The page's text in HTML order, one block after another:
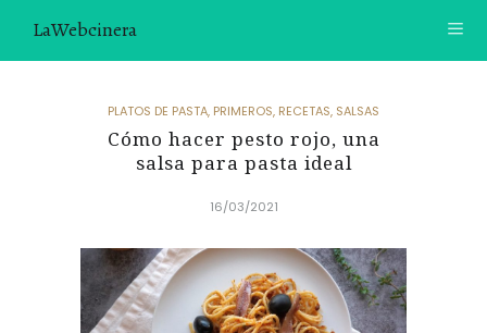
LaWebcinera
VIDEORECETAS
SOBRE MÍ
¿TE GUSTARÍA UNIRTE A NUESTRA AVENTURA GASTRON
ÓMICA?
PLATOS DE PASTA, PRIMEROS, RECETAS, SALSAS
Cómo hacer pesto rojo, una
salsa para pasta ideal
16/03/2021